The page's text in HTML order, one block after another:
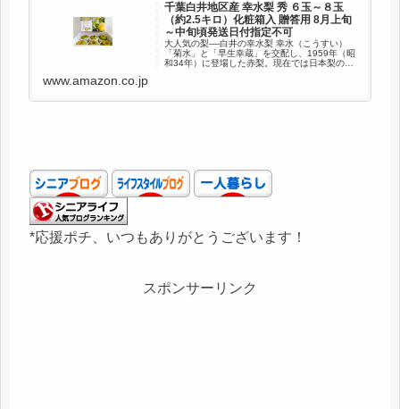
千葉白井地区産 幸水梨 秀 ６玉～８玉
（約2.5キロ）化粧箱入 贈答用 8月上旬
～中旬頃発送日付指定不可
大人気の梨----白井の幸水梨 幸水（こうすい）
「菊水」と「早生幸蔵」を交配し、1959年（昭
和34年）に登場した赤梨。現在では日本梨の約
www.amazon.co.jp
*応援ポチ、いつもありがとうございます！
スポンサーリンク